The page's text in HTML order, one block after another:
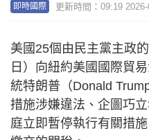
即時國際 更新時間：09:19
美國25個由民主黨主政
日）向紐約美國國際貿
統特朗普（Donald
措施涉嫌違法、企圖巧
庭立即暫停執行有關措